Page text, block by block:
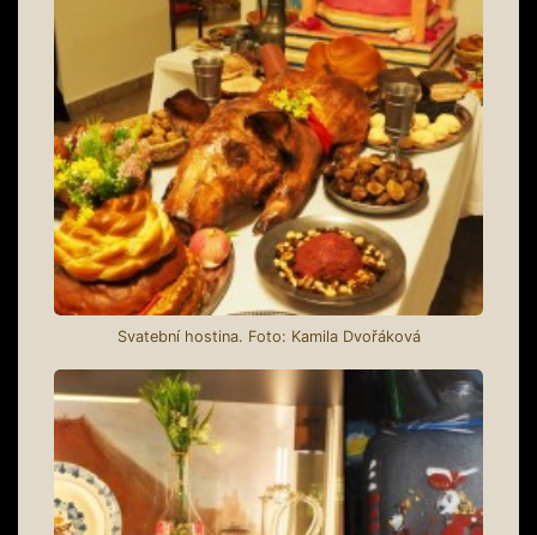
Svatební hostina. Foto: Kamila Dvořáková